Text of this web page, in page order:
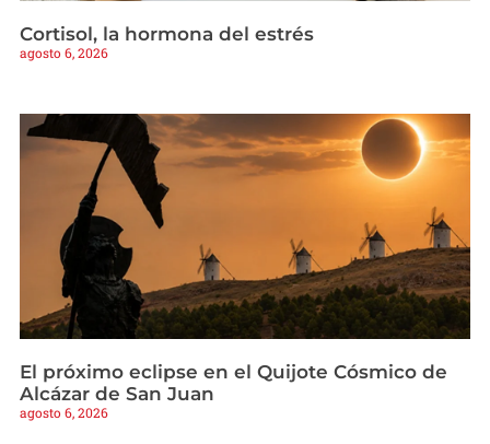
Cortisol, la hormona del estrés
agosto 6, 2026
El próximo eclipse en el Quijote Cósmico de
Alcázar de San Juan
agosto 6, 2026